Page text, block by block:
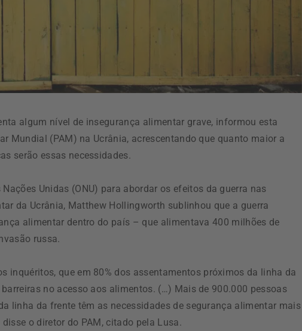
algum nível de insegurança alimentar grave, informou esta
Mundial (PAM) na Ucrânia, acrescentando que quanto maior a
serão essas necessidades.
Unidas (ONU) para abordar os efeitos da guerra nas
da Ucrânia, Matthew Hollingworth sublinhou que a guerra
alimentar dentro do país – que alimentava 400 milhões de
russa.
inquéritos, que em 80% dos assentamentos próximos da linha da
no acesso aos alimentos. (…) Mais de 900.000 pessoas
linha da frente têm as necessidades de segurança alimentar mais
o diretor do PAM, citado pela Lusa.